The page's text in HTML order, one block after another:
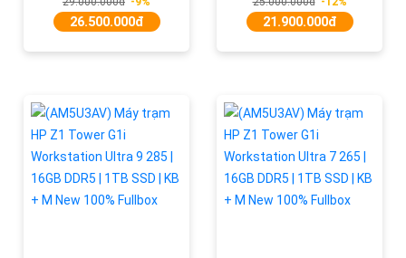
26.500.000đ 21.900.000đ